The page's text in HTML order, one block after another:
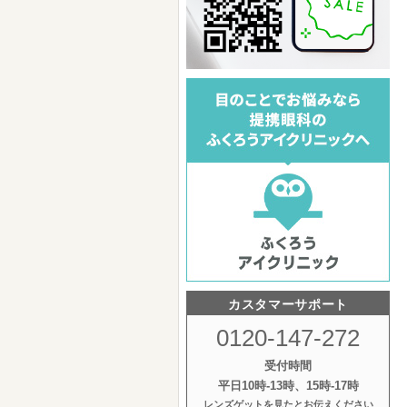
カスタマーサポート
0120-147-272
受付時間
平日10時‐13時、15時‐17時
レンズゲットを見たとお伝えください